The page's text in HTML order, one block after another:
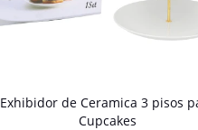
Exhibidor de Ceramica 3 pisos
Cupcakes